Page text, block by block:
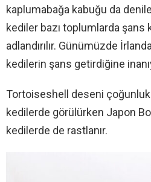
kaplumabağa kabuğu da
kediler bazı toplumlarda şans
adlandırılır. Günümüzde
kedilerin şans getirdiğine
Tortoiseshell deseni
kedilerde görülürken Japon
kedilerde de rastlanır.